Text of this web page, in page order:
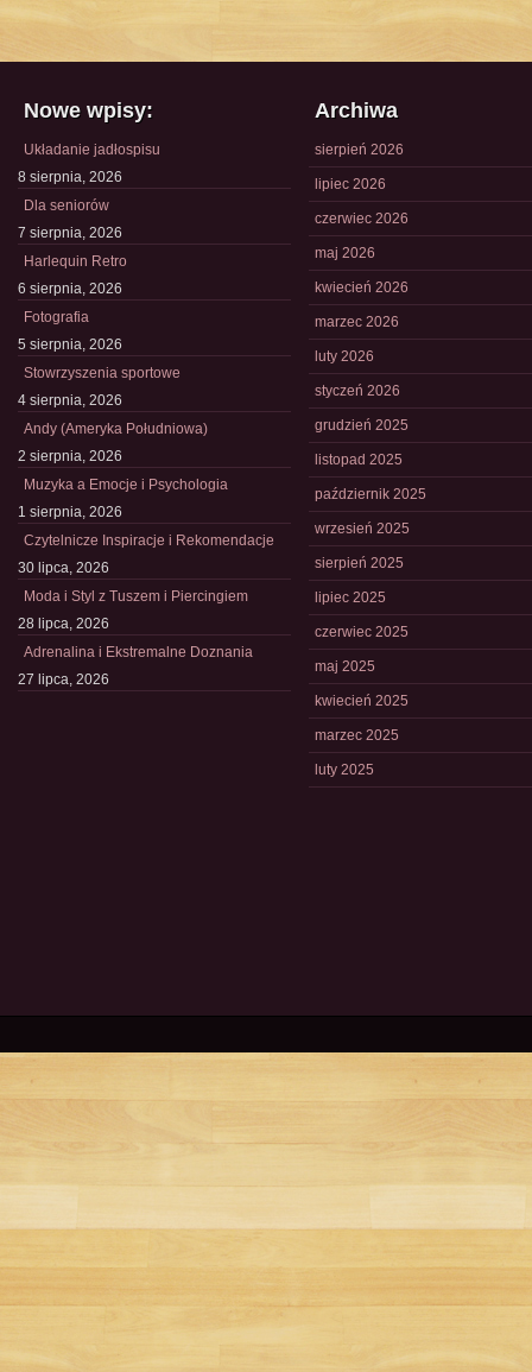
Nowe wpisy:
Układanie jadłospisu
8 sierpnia, 2026
Dla seniorów
7 sierpnia, 2026
Harlequin Retro
6 sierpnia, 2026
Fotografia
5 sierpnia, 2026
Stowrzyszenia sportowe
4 sierpnia, 2026
Andy (Ameryka Południowa)
2 sierpnia, 2026
Muzyka a Emocje i Psychologia
1 sierpnia, 2026
Czytelnicze Inspiracje i Rekomendacje
30 lipca, 2026
Moda i Styl z Tuszem i Piercingiem
28 lipca, 2026
Adrenalina i Ekstremalne Doznania
27 lipca, 2026
Archiwa
sierpień 2026
lipiec 2026
czerwiec 2026
maj 2026
kwiecień 2026
marzec 2026
luty 2026
styczeń 2026
grudzień 2025
listopad 2025
październik 2025
wrzesień 2025
sierpień 2025
lipiec 2025
czerwiec 2025
maj 2025
kwiecień 2025
marzec 2025
luty 2025